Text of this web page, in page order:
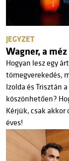
JEGYZET
Wagner, a
Hogyan lesz egy
tömegverekedés,
Izolda és Trisztán
köszönhetően?
Kérjük, csak akkor
éves!